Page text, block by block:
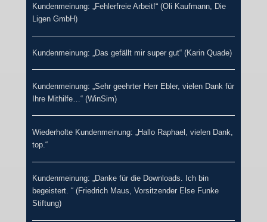
Kundenmeinung: „Fehlerfreie Arbeit!“ (Oli Kaufmann, Die
Ligen GmbH)
Kundenmeinung: „Das gefällt mir super gut“ (Karin Quade)
Kundenmeinung: „Sehr geehrter Herr Ebler, vielen Dank für
Ihre Mithilfe…“ (WinSim)
Wiederholte Kundenmeinung: „Hallo Raphael, vielen Dank,
top.“
Kundenmeinung: „Danke für die Downloads. Ich bin
begeistert. “ (Friedrich Maus, Vorsitzender Else Funke
Stiftung)